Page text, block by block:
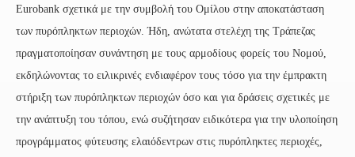
Eurobank σχετικά με την συμβολή του Ομίλου στην αποκατάσταση
των πυρόπληκτων περιοχών. Ήδη, ανώτατα στελέχη της Τράπεζας
πραγματοποίησαν συνάντηση με τους αρμοδίους φορείς του Νομού,
εκδηλώνοντας το ειλικρινές ενδιαφέρον τους τόσο για την έμπρακτη
στήριξη των πυρόπληκτων περιοχών όσο και για δράσεις σχετικές με
την ανάπτυξη του τόπου, ενώ συζήτησαν ειδικότερα για την υλοποίηση
προγράμματος φύτευσης ελαιόδεντρων στις πυρόπληκτες περιοχές,